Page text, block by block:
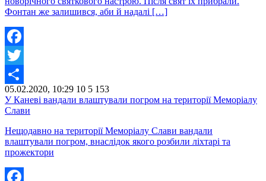
Фонтан же залишився, аби й надалі […]
Facebook
Twitter
Share
05.02.2020, 10:29 10 5 153
У Каневі вандали влаштували погром на території Меморіалу
Слави
Нещодавно на території Меморіалу Слави вандали
влаштували погром, внаслідок якого розбили ліхтарі та
прожектори